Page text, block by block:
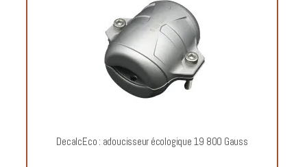
DecalcEco : adoucisseur écologique 19 800 Gauss